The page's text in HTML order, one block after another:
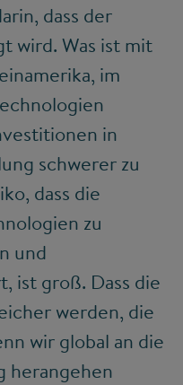
dass der
wird. Was ist mit
im
in
schwerer zu
dass die
zu
und
ist groß. Dass die
werden, die
wir global an die
herangehen